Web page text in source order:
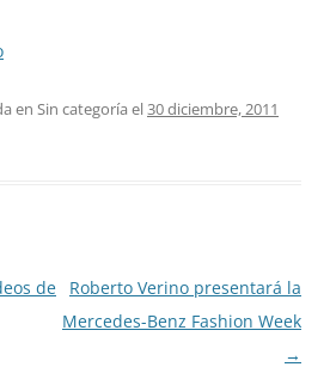
en Sin categoría el30 diciembre, 2011
de
Roberto Verino presentará la
Mercedes-Benz Fashion Week
→